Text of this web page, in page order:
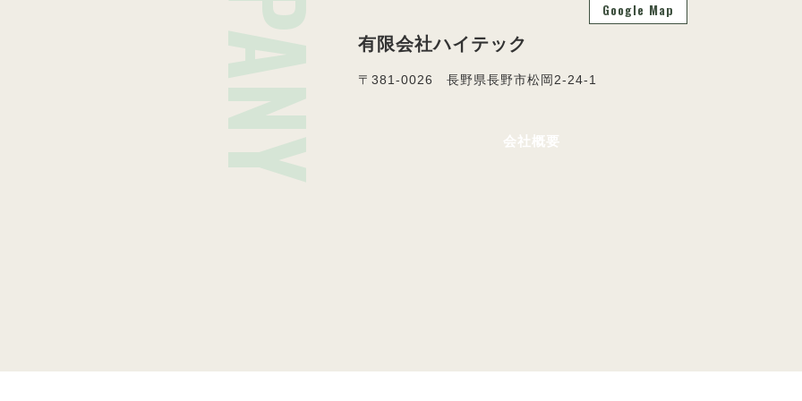
Google Map
有限会社ハイテック
〒381-0026 長野県長野市松岡2-24-1
会社概要